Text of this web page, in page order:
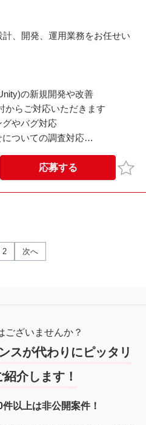
どの会話でキーワードがでま
、開発、運用業務をお任せい
の新規開発や改善
らご対応いただきます
グやバグ対応
についての調査対応
運用/開発支援
、PoC
など様々なゲームエンジンに
終了しております※※​
応募する お気
2 次へ
ございませんか？
スが代わりにピッタリ
介します！
以上は非公開案件！